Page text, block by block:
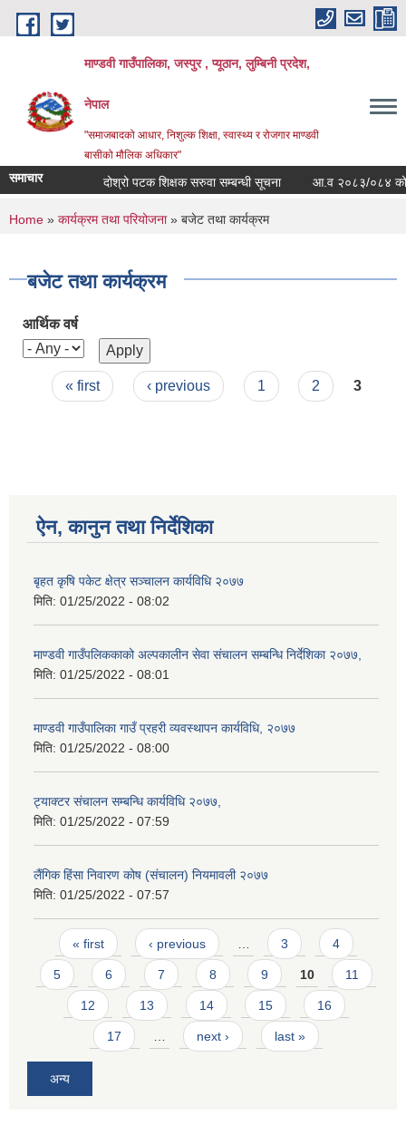
Skip to main content
माण्डवी गाउँपालिका, जस्पुर , प्यूठान, लुम्बिनी प्रदेश,
नेपाल
"समाजबादको आधार, निशुल्क शिक्षा, स्वास्थ्य र रोजगार माण्डवी
बासीको मौलिक अधिकार"
समाचार दोश्रो पटक शिक्षक सरुवा सम्बन्धी सूचना आ.व २०८३/०८४ को
You are here
Home » कार्यक्रम तथा परियोजना» बजेट तथा कार्यक्रम
बजेट तथा कार्यक्रम
आर्थिक वर्ष
Pages
« first ‹ previous 1 2 3
ऐन, कानुन तथा निर्देशिका
बृहत कृषि पकेट क्षेत्र सञ्चालन कार्यविधि २०७७
मिति: 01/25/2022 - 08:02
माण्डवी गाउँपलिककाको अल्पकालीन सेवा संचालन सम्बन्धि निर्देशिका २०७७,
मिति: 01/25/2022 - 08:01
माण्डवी गाउँपालिका गाउँ प्रहरी व्यवस्थापन कार्यविधि, २०७७
मिति: 01/25/2022 - 08:00
ट्याक्टर संचालन सम्बन्धि कार्यविधि २०७७,
मिति: 01/25/2022 - 07:59
लैंगिक हिंसा निवारण कोष (संचालन) नियमावली २०७७
मिति: 01/25/2022 - 07:57
Pages
« first ‹ previous … 3 4
5 6 7 8 9 10 11
12 13 14 15 16
17 … next › last »
अन्य